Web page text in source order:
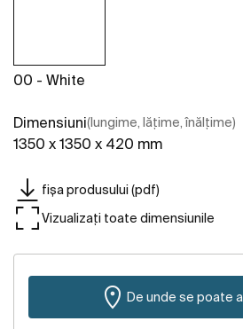
00 - White
Dimensiuni(lungime, lățime, înălțime)
1350 x 1350 x 420 mm
fișa produsului (pdf)
Vizualizați toate dimensiunile
De unde se poate